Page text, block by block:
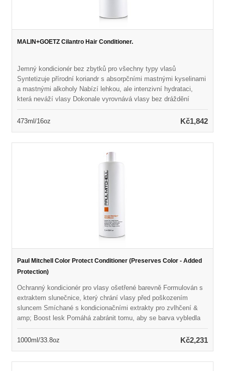
MALIN+GOETZ Cilantro Hair Conditioner.
Jemný kondicionér bez zbytků pro všechny typy vlasů
Syntetizuje přírodní koriandr s absorpčními mastnými kyselinami
a mastnými alkoholy Nabízí lehkou, ale intenzivní hydrataci,
která neváží vlasy Dokonale vyrovnává vlasy bez dráždění
a zdravě vypadající Naplněno přirozenou vůní a barvou Vhodné
473ml/16oz Kč1,842
Paul Mitchell Color Protect Conditioner (Preserves Color - Added
Protection)
Ochranný kondicionér pro vlasy ošetřené barevně Formulován s
extraktem slunečnice, který chrání vlasy před poškozením
sluncem Smíchané s kondicionačními extrakty pro zvlhčení &
amp; Boost lesk Pomáhá zabránit tomu, aby se barva vybledla
vyživovaný Vegan, Color Safe & amp; bez parabenů
1000ml/33.8oz Kč2,231